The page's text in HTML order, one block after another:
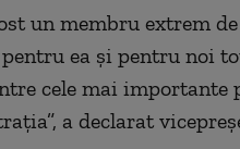
un membru extrem
ea şi pentru noi
cele mai importante
a declarat